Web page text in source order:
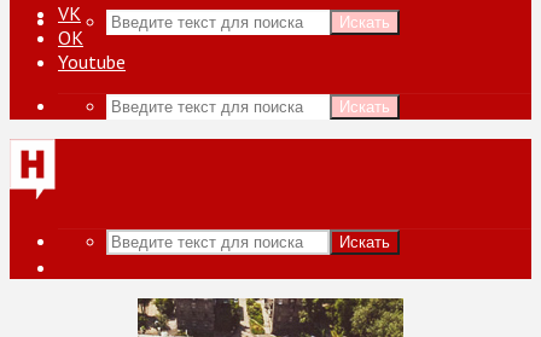
Искать
VK
ОК
Youtube
Искать
Искать